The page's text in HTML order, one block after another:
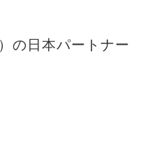
の日本パートナー